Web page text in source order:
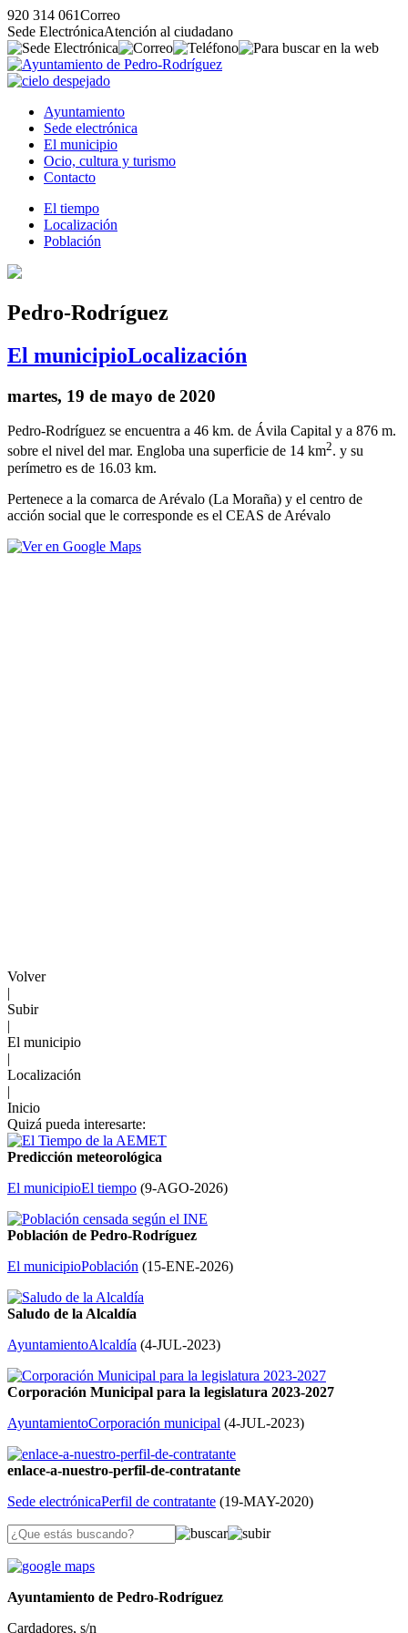
920 314 061Correo
Sede ElectrónicaAtención al ciudadano
Ayuntamiento
Sede electrónica
El municipio
Ocio, cultura y turismo
Contacto
El tiempo
Localización
Población
Pedro-Rodríguez
El municipioLocalización
martes, 19 de mayo de 2020
Pedro-Rodríguez se encuentra a 46 km. de Ávila Capital y a 876 m.
sobre el nivel del mar. Engloba una superficie de 14 km2. y su
perímetro es de 16.03 km.
Pertenece a la comarca de Arévalo (La Moraña) y el centro de
acción social que le corresponde es el CEAS de Arévalo
Volver
|
Subir
|
El municipio
|
Localización
|
Inicio
Quizá pueda interesarte:
Predicción meteorológica
El municipioEl tiempo (9-AGO-2026)
Población de Pedro-Rodríguez
El municipioPoblación (15-ENE-2026)
Saludo de la Alcaldía
AyuntamientoAlcaldía (4-JUL-2023)
Corporación Municipal para la legislatura 2023-2027
AyuntamientoCorporación municipal (4-JUL-2023)
enlace-a-nuestro-perfil-de-contratante
Sede electrónicaPerfil de contratante (19-MAY-2020)
Ayuntamiento de Pedro-Rodríguez
Cardadores, s/n